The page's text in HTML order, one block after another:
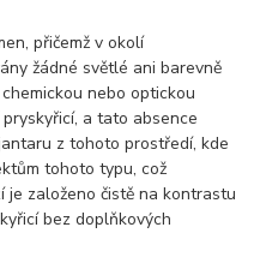
přičemž v okolí
žádné světlé ani barevně
nebo optickou
a tato absence
z tohoto prostředí, kde
tohoto typu, což
je založeno čistě na kontrastu
bez doplňkových